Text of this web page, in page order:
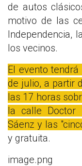
de autos
motivo de las
Independencia,
los vecinos.
El evento
de julio, a partir
las 17 horas
la calle Doctor
Sáenz y las
y gratuita.
image.png